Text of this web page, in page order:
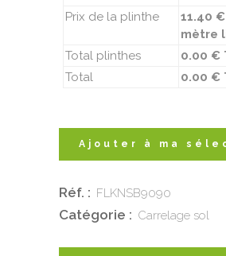
Prix de la plinthe
11.40
mètre
Total plinthes
0.00 €
Total
0.00 €
Ajouter à ma
Réf. : FLKNSB9090
Catégorie : Carrelage sol